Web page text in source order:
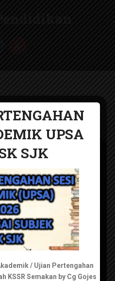
2026
UPSA
SJK
/ Ujian Pertengahan
KSSR Semakan by Cg Gojes